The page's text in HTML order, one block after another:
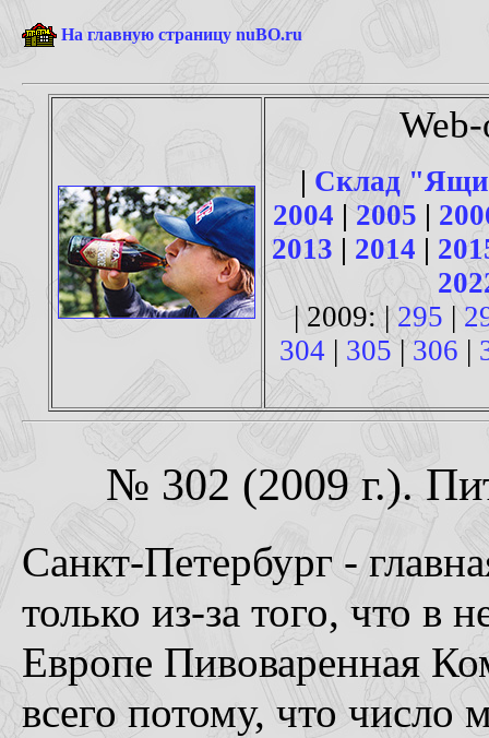
На главную страницу nuBO.ru
| Склад
2004 |2005 |
2013 | 2014 |
| 2009: |295 |
304 | 305|306 |
№ 302 (2009 г.).
Санкт-Петербург -
только из-за того, что в
Европе Пивоваренная
всего потому, что число